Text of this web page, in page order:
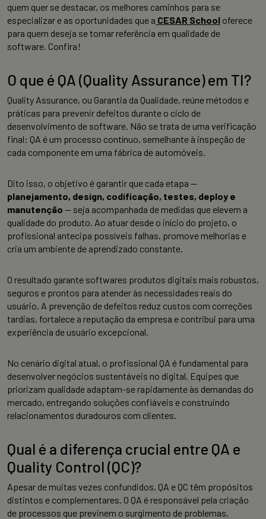
quem quer se destacar, os melhores caminhos para se
especializar e as oportunidades que a CESAR School oferece
para quem deseja se tornar referência em qualidade de
software. Confira!
O que é QA (Quality Assurance) em TI?
Quality Assurance, ou Garantia da Qualidade, reúne métodos e
práticas para prevenir defeitos durante o ciclo de
desenvolvimento de software. Não se trata de uma verificação
final: QA é um processo contínuo, semelhante à inspeção de
cada componente em uma fábrica de automóveis.
Dito isso, o objetivo é garantir que cada etapa —
planejamento, design, codificação, testes, deploy e
manutenção — seja acompanhada de medidas que elevem a
qualidade do produto. Ao atuar desde o início do projeto, o
profissional antecipa possíveis falhas, promove melhorias e
cria um ambiente de aprendizado constante.
O resultado garante softwares produtos digitais mais robustos,
seguros e prontos para atender às necessidades reais do
usuário. A prevenção de defeitos reduz custos com correções
tardias, fortalece a reputação da empresa e contribui para uma
experiência de usuário excepcional.
No cenário digital atual, o profissional QA é fundamental para
desenvolver negócios sustentáveis no digital. Equipes que
priorizam qualidade adaptam-se rapidamente às demandas do
mercado, entregando soluções confiáveis e construindo
relacionamentos duradouros com clientes.
Qual é a diferença crucial entre QA e
Quality Control (QC)?
Apesar de muitas vezes confundidos, QA e QC têm propósitos
distintos e complementares. O QA é responsável pela criação
de processos que previnem o surgimento de problemas,